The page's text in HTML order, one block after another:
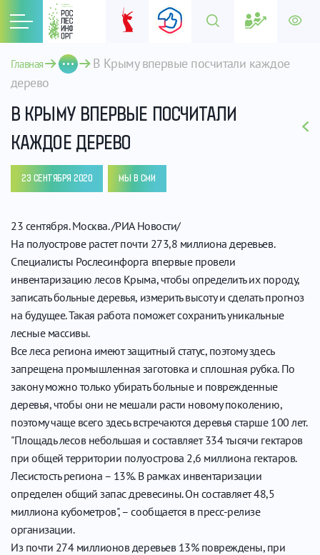
Главная
В Крыму впервые посчитали каждое
дерево
В КРЫМУ ВПЕРВЫЕ ПОСЧИТАЛИ
КАЖДОЕ ДЕРЕВО
23 СЕНТЯБРЯ 2020 МЫ В СМИ
23 сентября. Москва. /РИА Новости/
На полуострове растет почти 273,8 миллиона деревьев.
Специалисты Рослесинфорга впервые провели
инвентаризацию лесов Крыма, чтобы определить их породу,
записать больные деревья, измерить высоту и сделать прогноз
на будущее. Такая работа поможет сохранить уникальные
лесные массивы.
Все леса региона имеют защитный статус, поэтому здесь
запрещена промышленная заготовка и сплошная рубка. По
закону можно только убирать больные и поврежденные
деревья, чтобы они не мешали расти новому поколению,
поэтому чаще всего здесь встречаются деревья старше 100 лет.
"Площадь лесов небольшая и составляет 334 тысячи гектаров
при общей территории полуострова 2,6 миллиона гектаров.
Лесистость региона – 13%. В рамках инвентаризации
определен общий запас древесины. Он составляет 48,5
миллиона кубометров", – сообщается в пресс-релизе
организации.
Из почти 274 миллионов деревьев 13% повреждены, при